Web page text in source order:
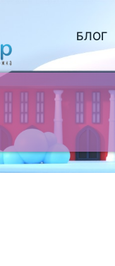
БЛОГ